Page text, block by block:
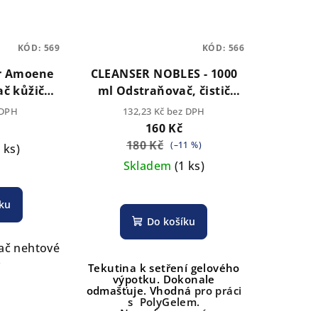
Amoene
kůžičky
12 ml.
ks)
nehtové
KÓD: 569
CLEANSER NOBLES - 1000
ml Odstraňovač, čistič
výpotků odstraňovač
výpotků, čistič gelu a gel
laku
132,23 Kč bez DPH
160 Kč
180 Kč (–11 %)
Skladem (1 ks)
Do košíku
Tekutina k setření gelového
výpotku. Dokonale
odmašťuje. Vhodná pro práci
s PolyGelem.
KÓD: 566